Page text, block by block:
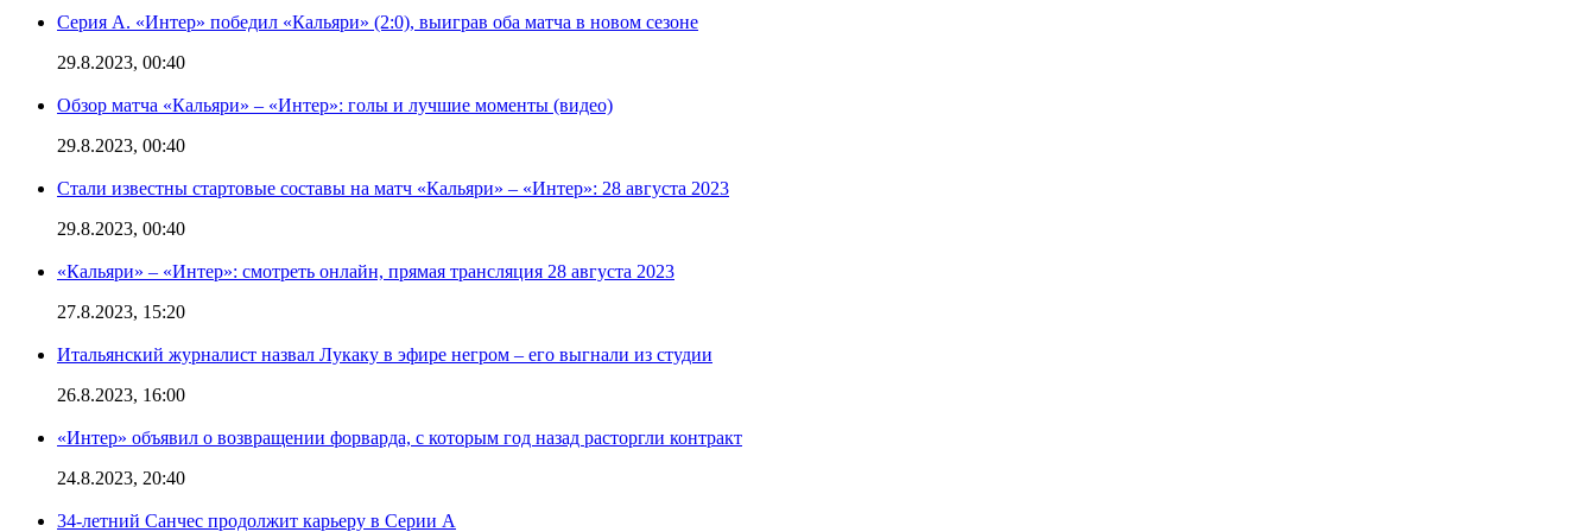
Серия А. «Интер» победил «Кальяри» (2:0), выиграв оба матча в новом сезоне
29.8.2023, 00:40
Обзор матча «Кальяри» – «Интер»: голы и лучшие моменты (видео)
29.8.2023, 00:40
Стали известны стартовые составы на матч «Кальяри» – «Интер»: 28 августа 2023
29.8.2023, 00:40
«Кальяри» – «Интер»: смотреть онлайн, прямая трансляция 28 августа 2023
27.8.2023, 15:20
Итальянский журналист назвал Лукаку в эфире негром – его выгнали из студии
26.8.2023, 16:00
«Интер» объявил о возвращении форварда, с которым год назад расторгли контракт
24.8.2023, 20:40
34-летний Санчес продолжит карьеру в Серии А